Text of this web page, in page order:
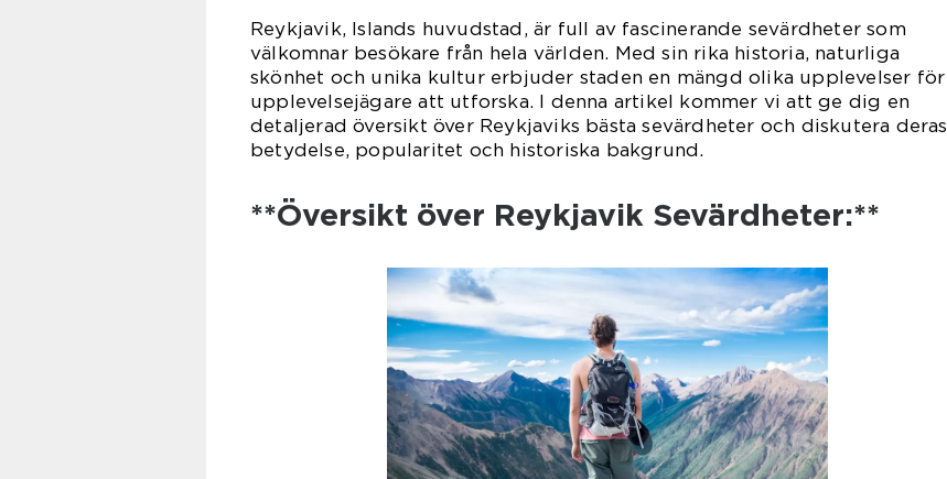
Reykjavik, Islands huvudstad, är full av fascinerande sevärdheter som
välkomnar besökare från hela världen. Med sin rika historia, naturliga
skönhet och unika kultur erbjuder staden en mängd olika upplevelser för
upplevelsejägare att utforska. I denna artikel kommer vi att ge dig en
detaljerad översikt över Reykjaviks bästa sevärdheter och diskutera deras
betydelse, popularitet och historiska bakgrund.
**Översikt över Reykjavik Sevärdheter:**